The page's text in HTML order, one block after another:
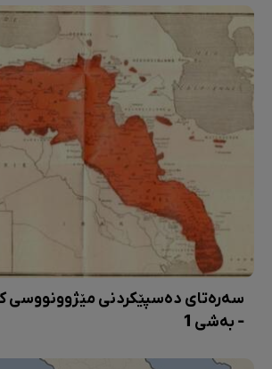
سەرەتای دەسپێکردنی مێژوونووسی
- بەشی 1